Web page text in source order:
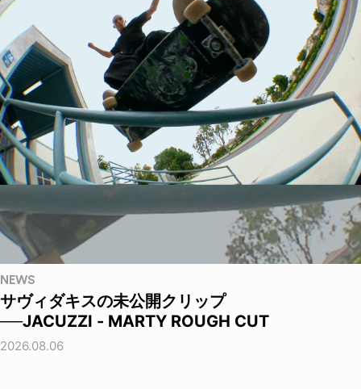
NEWS
サヴィダキスの未公開クリップ
──JACUZZI - MARTY ROUGH CUT
2026.08.06